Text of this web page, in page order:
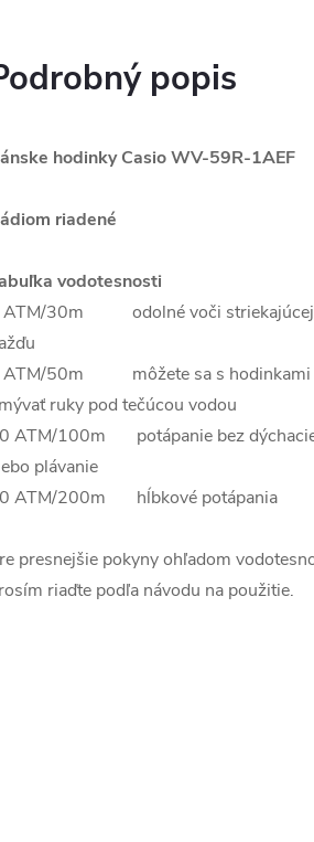
popis
hodinky CasioWV-59R-1AEF
riadené
vodotesnosti
ATM/30m odolné voči striekajúcej
ATM/50m môžete sa s hodinkami
ruky pod tečúcou vodou
ATM/100m potápanie bez
plávanie
ATM/200m hĺbkové potápania
presnejšie pokyny ohľadom
riaďte podľa návodu na použitie.